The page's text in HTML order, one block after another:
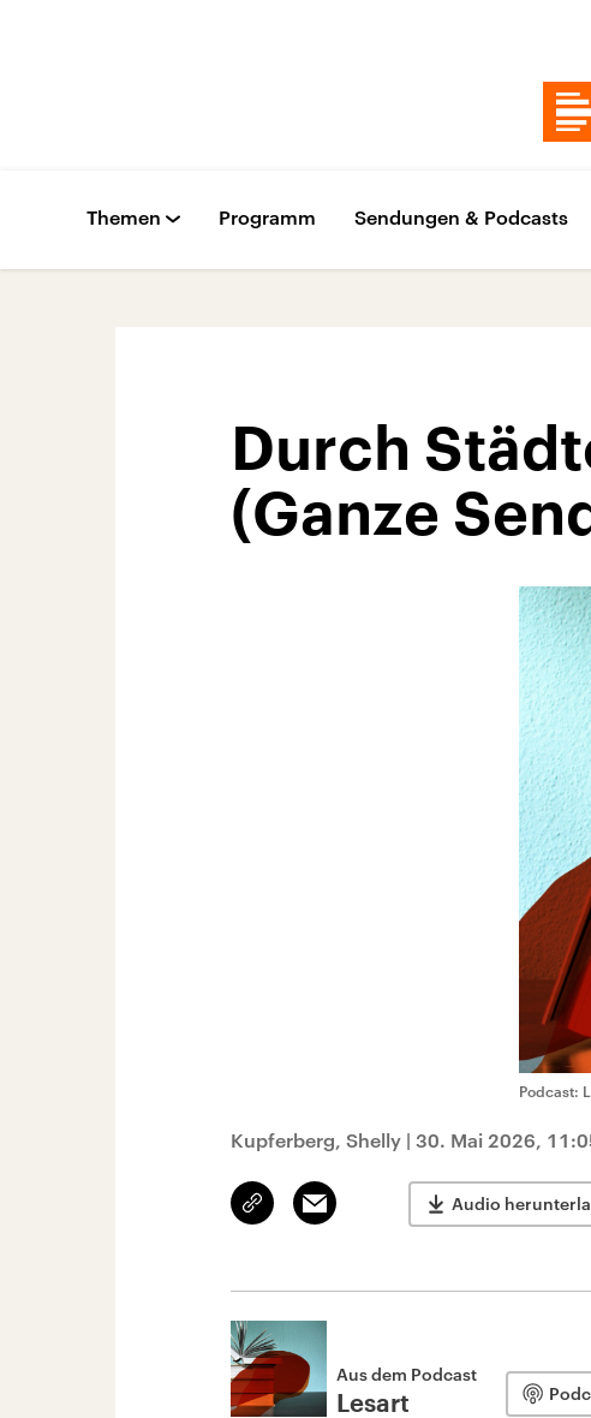
Themen Programm Sendungen & Podcasts
Durch
(Ganze
Podcast:
Kupferberg, Shelly | 30. Mai 2026,
Link
kopieren/teilen
Email Audio
Aus dem Podcast
Lesart